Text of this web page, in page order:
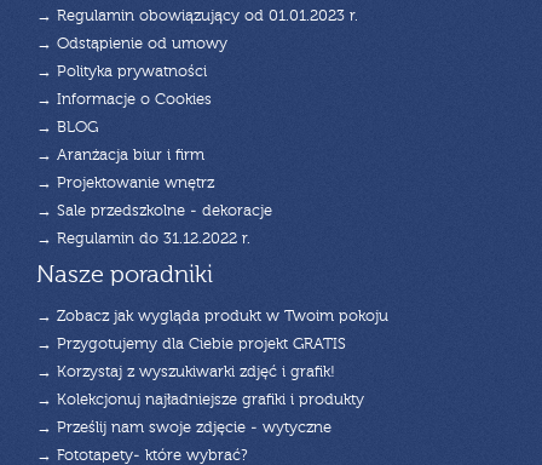
→ Regulamin obowiązujący od 01.01.2023 r.
→ Odstąpienie od umowy
→ Polityka prywatności
→ Informacje o Cookies
→ BLOG
→ Aranżacja biur i firm
→ Projektowanie wnętrz
→ Sale przedszkolne - dekoracje
→ Regulamin do 31.12.2022 r.
Nasze poradniki
→ Zobacz jak wygląda produkt w Twoim pokoju
→ Przygotujemy dla Ciebie projekt GRATIS
→ Korzystaj z wyszukiwarki zdjęć i grafik!
→ Kolekcjonuj najładniejsze grafiki i produkty
→ Prześlij nam swoje zdjęcie - wytyczne
→ Fototapety- które wybrać?